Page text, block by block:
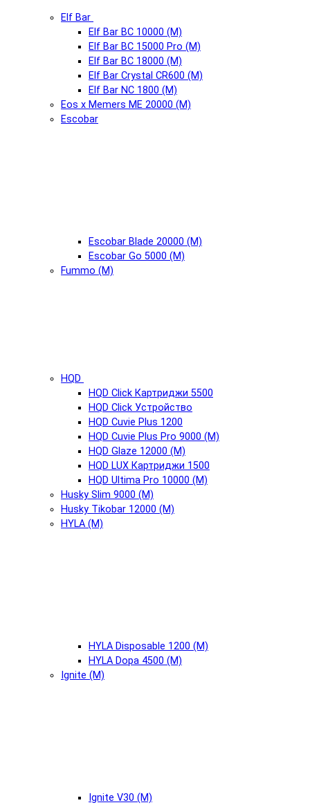
Elf Bar
Elf Bar BC 10000 (М)
Elf Bar BC 15000 Pro (М)
Elf Bar BC 18000 (М)
Elf Bar Crystal CR600 (М)
Elf Bar NC 1800 (М)
Eos x Memers ME 20000 (М)
Escobar
Escobar Blade 20000 (М)
Escobar Go 5000 (М)
Fummo (М)
HQD
HQD Click Картриджи 5500
HQD Click Устройство
HQD Cuvie Plus 1200
HQD Cuvie Plus Pro 9000 (М)
HQD Glaze 12000 (М)
HQD LUX Картриджи 1500
HQD Ultima Pro 10000 (М)
Husky Slim 9000 (М)
Husky Tikobar 12000 (М)
HYLA (М)
HYLA Disposable 1200 (М)
HYLA Dopa 4500 (М)
Ignite (М)
Ignite V30 (М)